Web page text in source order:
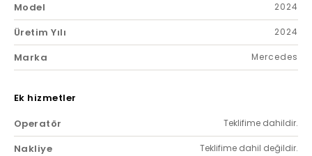
Model 2024
Üretim Yılı 2024
Marka Mercedes
Ek hizmetler
Operatör
Teklifime dahildir.
Nakliye Teklifime dahil değildir.